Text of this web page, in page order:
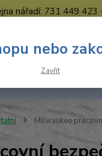
nářadí: 731 449
Hledat
Milwaukee
nebo
Zavřít